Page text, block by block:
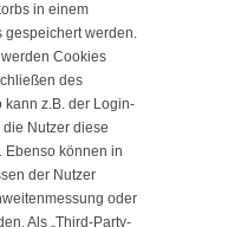
in einem
gespeichert werden.
werden Cookies
des
kann z.B. der Login-
Nutzer diese
Ebenso können in
der Nutzer
oder
Als „Third-Party-